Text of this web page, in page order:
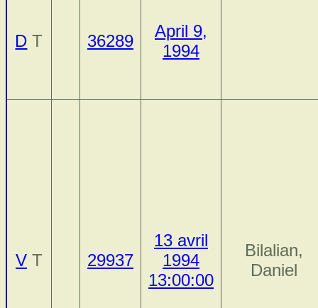
D T 36289
April 9,
1994
V T 29937
13 avril
1994
13:00:00
Bilalian,
Daniel